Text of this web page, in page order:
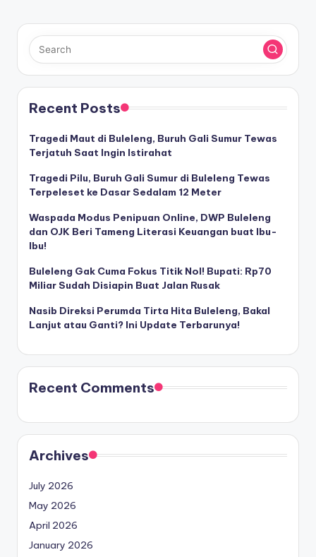
Recent Posts
Tragedi Maut di Buleleng, Buruh Gali Sumur Tewas
Terjatuh Saat Ingin Istirahat
Tragedi Pilu, Buruh Gali Sumur di Buleleng Tewas
Terpeleset ke Dasar Sedalam 12 Meter
Waspada Modus Penipuan Online, DWP Buleleng
dan OJK Beri Tameng Literasi Keuangan buat Ibu-
Ibu!
Buleleng Gak Cuma Fokus Titik Nol! Bupati: Rp70
Miliar Sudah Disiapin Buat Jalan Rusak
Nasib Direksi Perumda Tirta Hita Buleleng, Bakal
Lanjut atau Ganti? Ini Update Terbarunya!
Recent Comments
Archives
July 2026
May 2026
April 2026
January 2026